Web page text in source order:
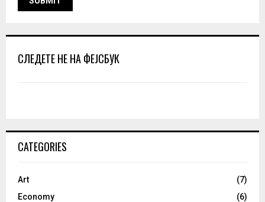
СЛЕДЕТЕ НЕ НА ФЕЈСБУК
CATEGORIES
Art
(7)
Economy
(6)